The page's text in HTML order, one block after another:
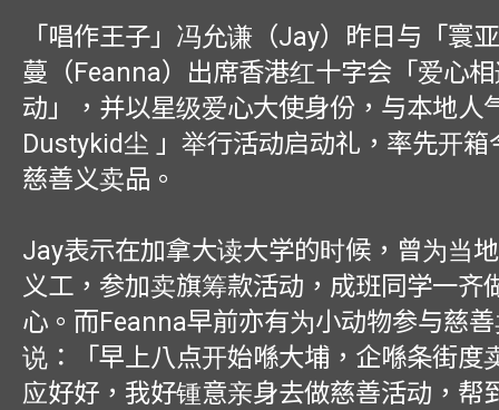
「唱作王子」冯允谦（Jay）昨日与「寰
蔓（Feanna）出席香港红十字会「爱心
动」，并以星级爱心大使身份，与本地人
Dustykid尘 」举行活动启动礼，率先开箱
慈善义卖品。
Jay表示在加拿大读大学的时候，曾为当
义工，参加卖旗筹款活动，成班同学一齐
心。而Feanna早前亦有为小动物参与慈
说：「早上八点开始喺大埔，企喺条街度
应好好，我好锺意亲身去做慈善活动，帮